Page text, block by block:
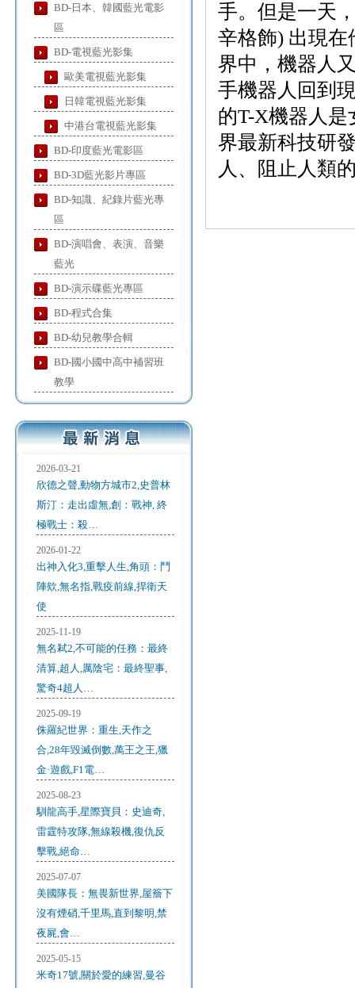
BD-日本、韓國藍光電影
區
BD-電視藍光影集
歐美電視藍光影集
日韓電視藍光影集
中港台電視藍光影集
BD-印度藍光電影區
BD-3D藍光影片專區
BD-知識、紀錄片藍光專
區
BD-演唱會、表演、音樂
藍光
BD-演示碟藍光專區
BD-程式合集
BD-幼兒教學合輯
BD-國小國中高中補習班
教學
2026-03-21
欣德之聲,動物方城市2,史普林
斯汀：走出虛無,創：戰神, 終
極戰士：殺…
2026-01-22
出神入化3,重擊人生,角頭：鬥
陣欸,無名指,戰疫前線,捍衛天
使
2025-11-19
無名弒2,不可能的任務：最終
清算,超人,厲陰宅：最終聖事,
驚奇4超人…
2025-09-19
侏羅紀世界：重生,天作之
合,28年毀滅倒數,萬王之王,獵
金·遊戲,F1電…
2025-08-23
馴龍高手,星際寶貝：史迪奇,
雷霆特攻隊,無線殺機,復仇反
擊戰,絕命…
2025-07-07
美國隊長：無畏新世界,屋簷下
沒有煙硝,千里馬,直到黎明,禁
夜屍,會…
2025-05-15
米奇17號,關於愛的練習,曼谷
手。但是一天
辛格飾) 出現
界中，機器人
手機器人回到
的T-X機器人
界最新科技研
人、阻止人類